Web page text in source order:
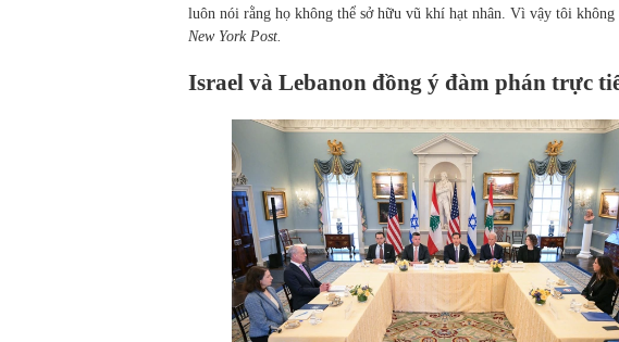
luôn nói rằng họ không thể sở hữu vũ khí hạt nhân. Vì vậy tôi
New York Post.
Israel và Lebanon đồng ý đàm phán trực